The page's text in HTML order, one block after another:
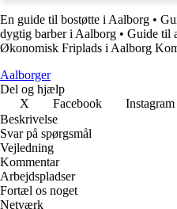
En guide til bostøtte i Aalborg •
dygtig barber i Aalborg • Guide til
Økonomisk Friplads i Aalborg
Aalborger
Del og hjælp
X
Facebook Instagram
Beskrivelse
Svar på spørgsmål
Vejledning
Kommentar
Arbejdspladser
Fortæl os noget
Netværk